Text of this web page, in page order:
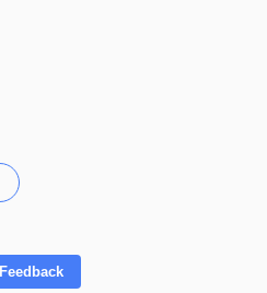
Feedback